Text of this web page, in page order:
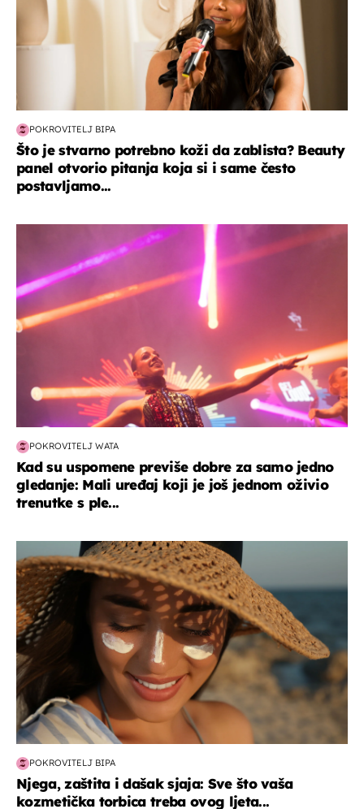
POKROVITELJ BIPA
Što je stvarno potrebno koži da zablista? Beauty
panel otvorio pitanja koja si i same često
postavljamo...
POKROVITELJ WATA
Kad su uspomene previše dobre za samo jedno
gledanje: Mali uređaj koji je još jednom oživio
trenutke s ple...
moda & ljepota
POKROVITELJ BIPA
Njega, zaštita i dašak sjaja: Sve što vaša
kozmetička torbica treba ovog ljeta...